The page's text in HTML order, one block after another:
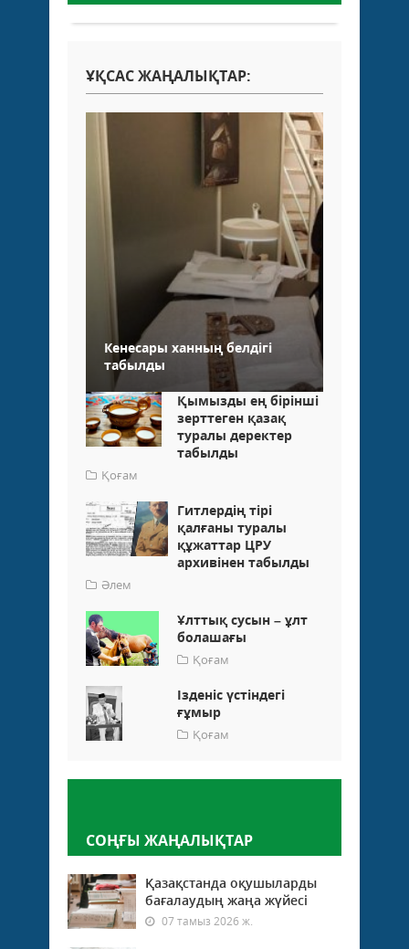
ҰҚСАС ЖАҢАЛЫҚТАР:
Кенесары ханның белдігі
табылды
Қымызды ең бірінші
зерттеген қазақ
туралы деректер
табылды
Қоғам
Гитлердің тірі
қалғаны туралы
құжаттар ЦРУ
архивінен табылды
Әлем
Ұлттық сусын – ұлт
болашағы
Қоғам
Ізденіс үстіндегі
ғұмыр
Қоғам
СОҢҒЫ ЖАҢАЛЫҚТАР
Қазақстанда оқушыларды
бағалаудың жаңа жүйесі
07 тамыз 2026 ж.